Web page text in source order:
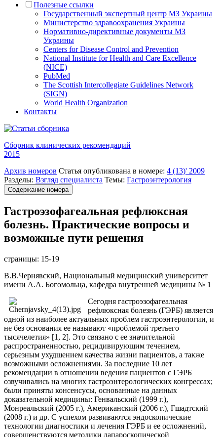
Полезные ссылки
Государственный экспертный центр МЗ Украины
Министерство здравоохранения Украины
Нормативно-директивные документы МЗ
Украины
Centers for Disease Control and Prevention
National Institute for Health and Care Excellence
(NICE)
PubMed
The Scottish Intercollegiate Guidelines Network
(SIGN)
World Health Organization
Контакты
Сборник клинических рекомендаций
2015
Архив номеров Статья опубликована в номере: 4 (13)' 2009
Разделы: Взгляд специалиста Темы: Гастроэнтерология
Содержание номера
Гастроэзофагеальная рефлюксная
болезнь. Практические вопросы и
возможные пути решения
страницы: 15-19
В.В.Чернявский, Национальный медицинский университет
имени А.А. Богомольца, кафедра внутренней медицины № 1
Сегодня гастроэзофагеальная
рефлюксная болезнь (ГЭРБ) является
одной из наиболее актуальных проблем гастроэнтерологии, и
не без основания ее называют «проблемой третьего
тысячелетия» [1, 2]. Это связано с ее значительной
распространенностью, рецидивирующим течением,
серьезным ухудшением качества жизни пациентов, а также
возможными осложнениями. За последние 10 лет
рекомендации в отношении ведения пациентов с ГЭРБ
озвучивались на многих гастроэнтерологических конгрессах;
были приняты консенсусы, основанные на данных
доказательной медицины: Генвальский (1999 г.),
Монреальский (2005 г.), Американский (2006 г.), Гшадтский
(2008 г.) и др. С успехом развиваются эндоскопические
технологии диагностики и лечения ГЭРБ и ее осложнений,
совершенствуются методики лапароскопической